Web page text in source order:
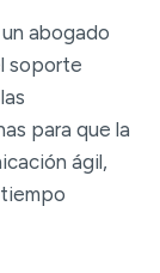
abogado
soporte
para que la
ágil,